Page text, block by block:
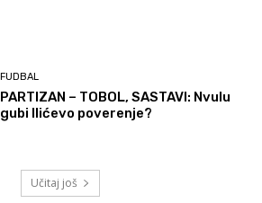
FUDBAL
PARTIZAN – TOBOL, SASTAVI: Nvulu
gubi Ilićevo poverenje?
Učitaj još